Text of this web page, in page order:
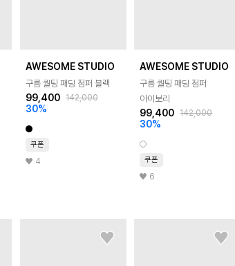
AWESOME STUDIO
구름 퀄팅 패딩 점퍼 블랙
99,400 142,000
30%
쿠폰
4
AWESOME STUDIO
구름 퀄팅 패딩 점퍼
아이보리
99,400 142,000
30%
쿠폰
6